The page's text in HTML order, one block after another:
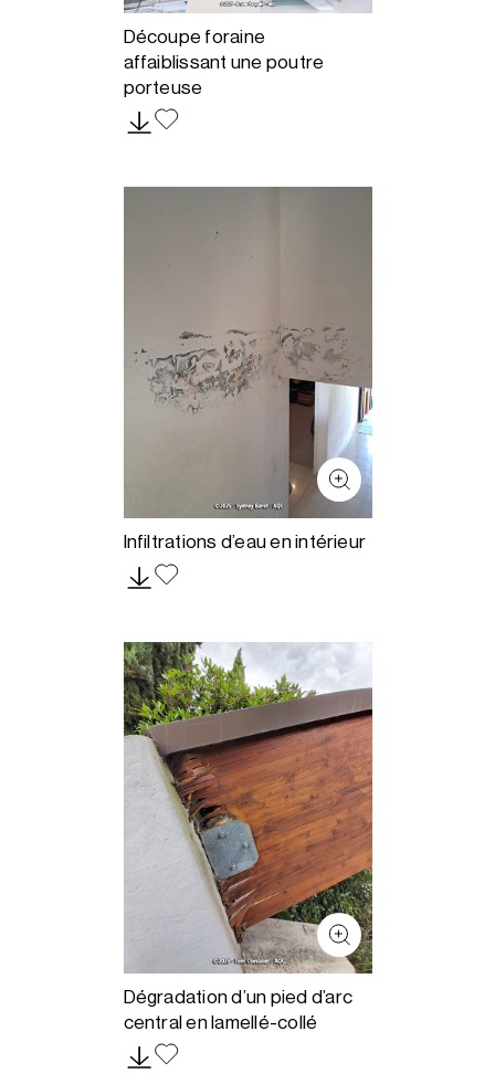
Découpe foraine
affaiblissant une poutre
porteuse
Infiltrations d’eau en intérieur
Dégradation d’un pied d’arc
central en lamellé-collé